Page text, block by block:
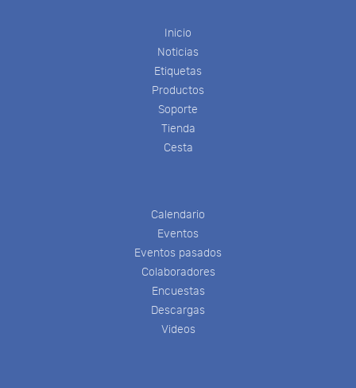
Inicio
Noticias
Etiquetas
Productos
Soporte
Tienda
Cesta
Calendario
Eventos
Eventos pasados
Colaboradores
Encuestas
Descargas
Videos